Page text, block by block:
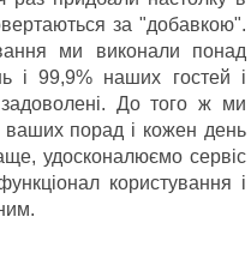
за "добавкою".
ми виконали понад
і 99,9% наших гостей і
задоволені. До того ж ми
порад і кожен день
удосконалюємо сервіс
користування і